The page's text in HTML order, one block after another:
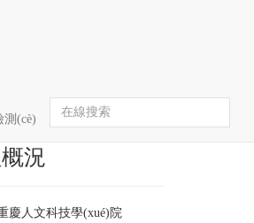
測(cè)
況
慶人文科技學(xué)院